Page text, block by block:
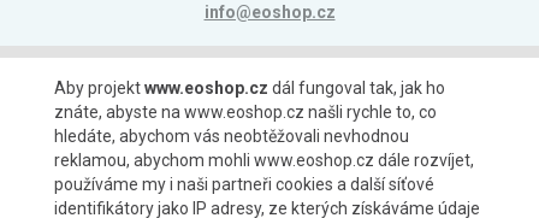
info@eoshop.cz
Možnosti platby
Možnosti dopravy
Aby projektwww.eoshop.cz dál fungoval tak, jak ho
znáte, abyste na www.eoshop.cz našli rychle to, co
hledáte, abychom vás neobtěžovali nevhodnou
reklamou, abychom mohli www.eoshop.cz dále rozvíjet,
používáme my i naši partneři cookies a další síťové
identifikátory jako IP adresy, ze kterých získáváme údaje